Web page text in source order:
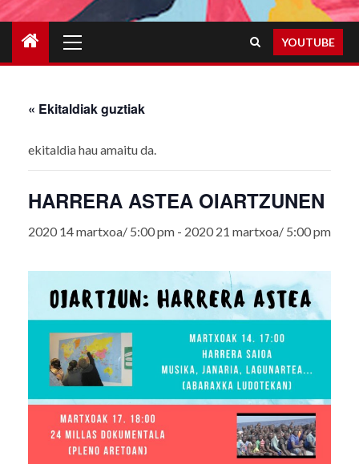
Menu
YOUTUBE
« Ekitaldiak guztiak
ekitaldia hau amaitu da.
HARRERA ASTEA OIARTZUNEN
2020 14 martxoa/ 5:00 pm - 2020 21 martxoa/ 5:00 pm